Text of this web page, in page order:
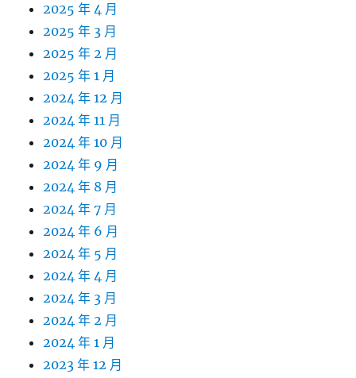
2025 年 4 月
2025 年 3 月
2025 年 2 月
2025 年 1 月
2024 年 12 月
2024 年 11 月
2024 年 10 月
2024 年 9 月
2024 年 8 月
2024 年 7 月
2024 年 6 月
2024 年 5 月
2024 年 4 月
2024 年 3 月
2024 年 2 月
2024 年 1 月
2023 年 12 月